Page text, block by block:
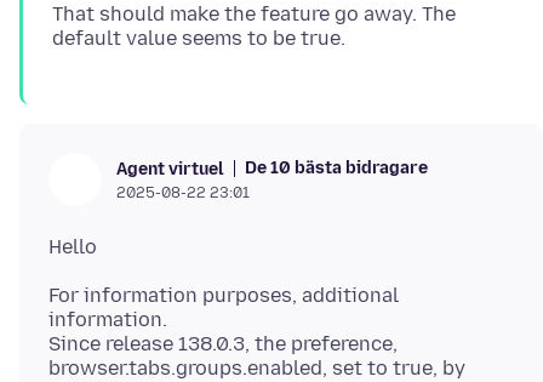
That should make the feature go away. The
Agent virtuel De 10 bästa bidragare
2025-08-22 23:01
For information purposes, additional
information.
Since release 138.0.3, the preference,
browser.tabs.groups.enabled, set to true, by